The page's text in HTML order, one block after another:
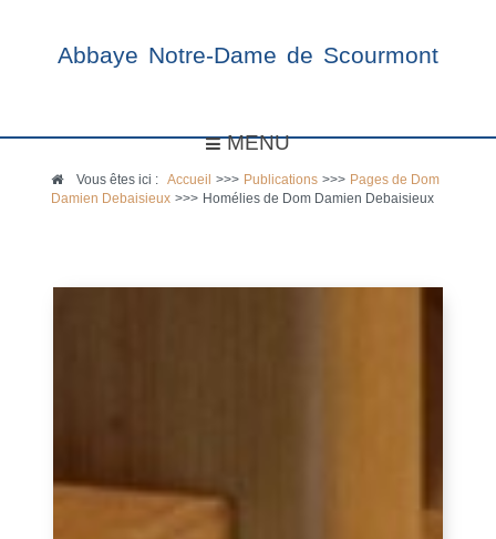
Abbaye Notre-Dame de Scourmont
MENU
Vous êtes ici :Accueil >>> Publications >>> Pages de Dom
Damien Debaisieux >>> Homélies de Dom Damien Debaisieux